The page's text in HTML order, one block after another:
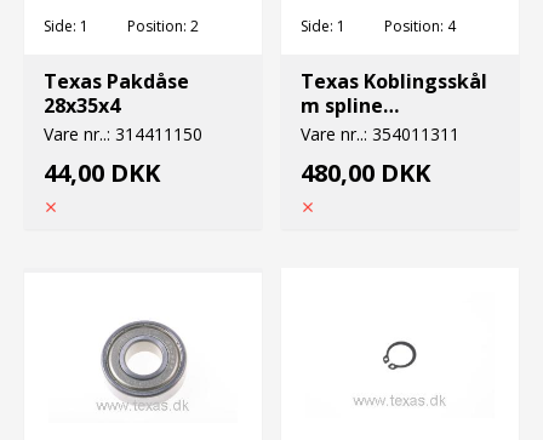
Side: 1 Position: 2
Texas Pakdåse
28x35x4
Vare nr..: 314411150
44,00 DKK
Side: 1 Position: 4
Texas Koblingsskål
m spline
431/433/435
Vare nr..: 354011311
480,00 DKK